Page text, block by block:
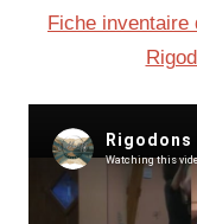
Fiche inventaire